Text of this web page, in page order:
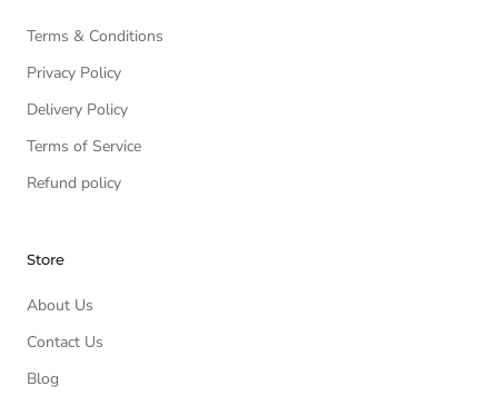
Terms & Conditions
Privacy Policy
Delivery Policy
Terms of Service
Refund policy
Store
About Us
Contact Us
Blog